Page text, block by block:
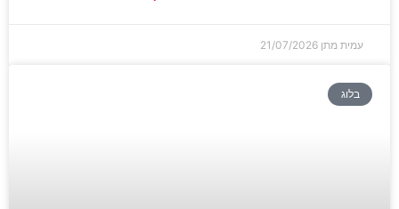
עמית מתן 21/07/2026
בלוג